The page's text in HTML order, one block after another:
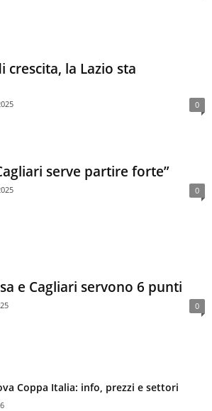
crescita, la Lazio sta
0
serve partire forte”
0
e Cagliari servono 6 punti
0
Coppa Italia: info, prezzi e settori